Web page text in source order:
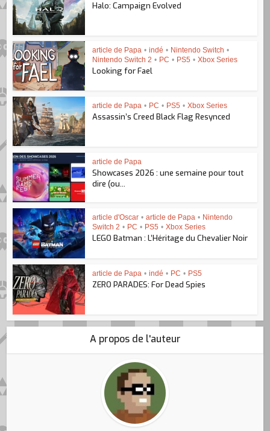
Halo: Campaign Evolved
article de Papa • indé • Nintendo Switch •
Nintendo Switch 2 • PC • PS5 • Xbox Series
Looking for Fael
article de Papa • PC • PS5 • Xbox Series
Assassin’s Creed Black Flag Resynced
article de Papa
Showcases 2026 : une semaine pour tout
dire (ou...
article d'Oscar • article de Papa • Nintendo
Switch 2 • PC • PS5 • Xbox Series
LEGO Batman : L’Héritage du Chevalier Noir
article de Papa • indé • PC • PS5
ZERO PARADES: For Dead Spies
A propos de l'auteur